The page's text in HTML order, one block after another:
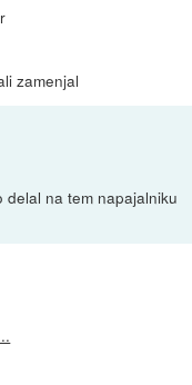
zamenjal
na tem napajalniku